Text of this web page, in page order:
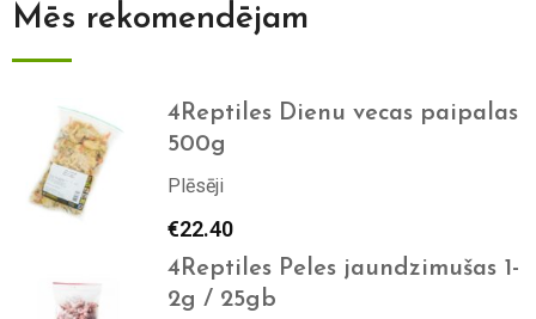
Mēs rekomendējam
4Reptiles Dienu vecas paipalas
500g
Plēsēji
€22.40
4Reptiles Peles jaundzimušas 1-
2g / 25gb